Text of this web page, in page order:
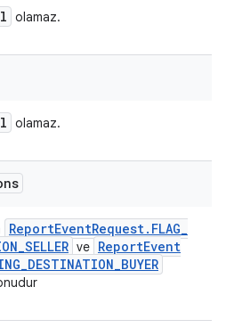
olamaz.
olamaz.
ReportEventRequest. FLAG_
_SELLER ve ReportEvent
_DESTINATION_BUYER